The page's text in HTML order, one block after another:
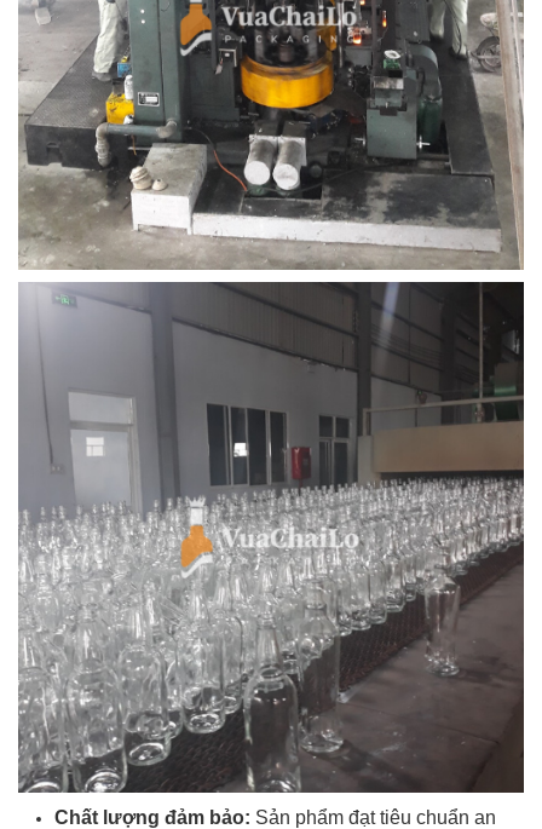
Chất lượng đảm bảo: Sản phẩm đạt tiêu chuẩn an